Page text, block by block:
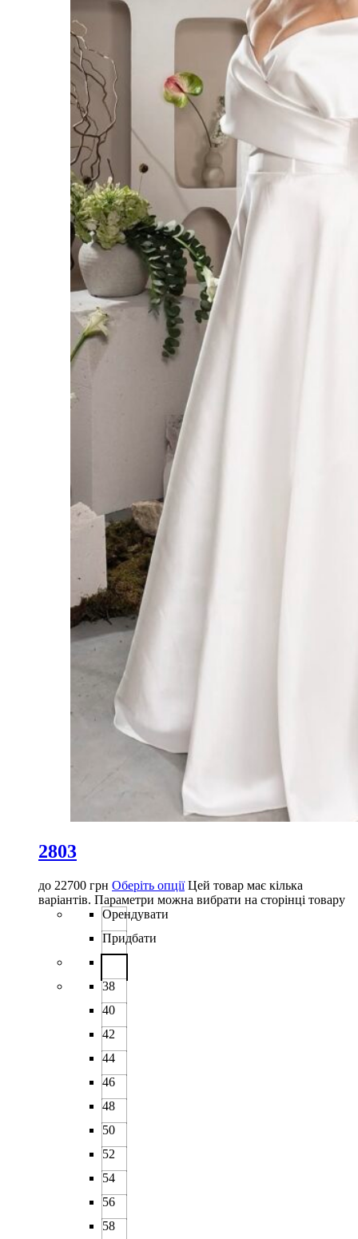
2803
до 22700 грн Оберіть опції Цей товар має кілька
варіантів. Параметри можна вибрати на сторінці товару
Орендувати
Придбати
38
40
42
44
46
48
50
52
54
56
58